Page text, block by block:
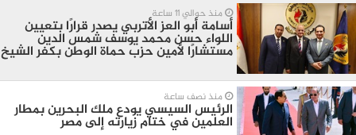
منذ حوالي 11 ساعة
أسامة أبو العز الأتربي يصدر قرارًا بتعيين
اللواء حسن محمد يوسف شمس الدين
مستشارًا لأمين حزب حماة الوطن بكفر الشيخ
منذ نصف ساعة
الرئيس السيسي يودع ملك البحرين بمطار
العلمين في ختام زيارته إلى مصر